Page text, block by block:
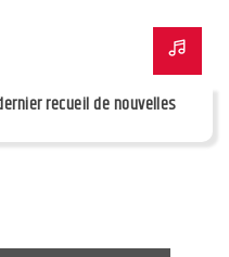
recueil de nouvelles